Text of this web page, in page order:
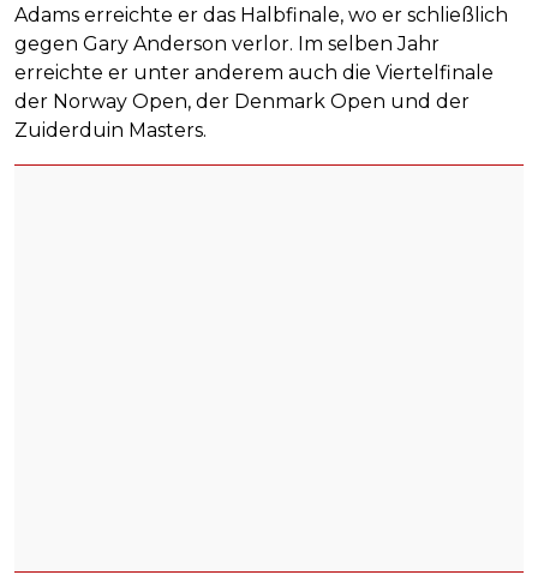
Adams erreichte er das Halbfinale, wo er schließlich
gegen Gary Anderson verlor. Im selben Jahr
erreichte er unter anderem auch die Viertelfinale
der Norway Open, der Denmark Open und der
Zuiderduin Masters.